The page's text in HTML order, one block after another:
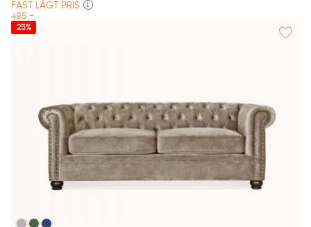
FAST LÅGT PRIS
495 :-
Lägg
25%